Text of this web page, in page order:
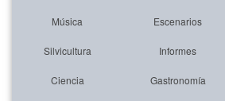
Música Escenarios
Silvicultura Informes
Ciencia Gastronomía